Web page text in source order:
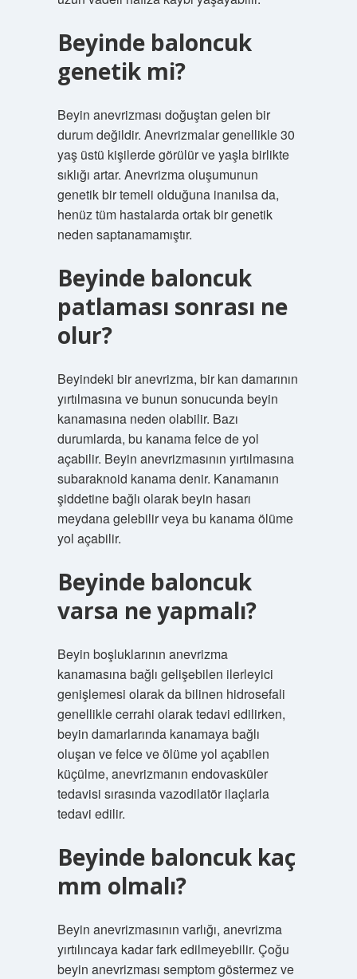
Beyinde baloncuk
genetik mi?
Beyin anevrizması doğuştan gelen bir
durum değildir. Anevrizmalar genellikle 30
yaş üstü kişilerde görülür ve yaşla birlikte
sıklığı artar. Anevrizma oluşumunun
genetik bir temeli olduğuna inanılsa da,
henüz tüm hastalarda ortak bir genetik
neden saptanamamıştır.
Beyinde baloncuk
patlaması sonrası ne
olur?
Beyindeki bir anevrizma, bir kan damarının
yırtılmasına ve bunun sonucunda beyin
kanamasına neden olabilir. Bazı
durumlarda, bu kanama felce de yol
açabilir. Beyin anevrizmasının yırtılmasına
subaraknoid kanama denir. Kanamanın
şiddetine bağlı olarak beyin hasarı
meydana gelebilir veya bu kanama ölüme
yol açabilir.
Beyinde baloncuk
varsa ne yapmalı?
Beyin boşluklarının anevrizma
kanamasına bağlı gelişebilen ilerleyici
genişlemesi olarak da bilinen hidrosefali
genellikle cerrahi olarak tedavi edilirken,
beyin damarlarında kanamaya bağlı
oluşan ve felce ve ölüme yol açabilen
küçülme, anevrizmanın endovasküler
tedavisi sırasında vazodilatör ilaçlarla
tedavi edilir.
Beyinde baloncuk kaç
mm olmalı?
Beyin anevrizmasının varlığı, anevrizma
yırtılıncaya kadar fark edilmeyebilir. Çoğu
beyin anevrizması semptom göstermez ve